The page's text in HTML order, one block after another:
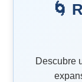
🌀
Descubre